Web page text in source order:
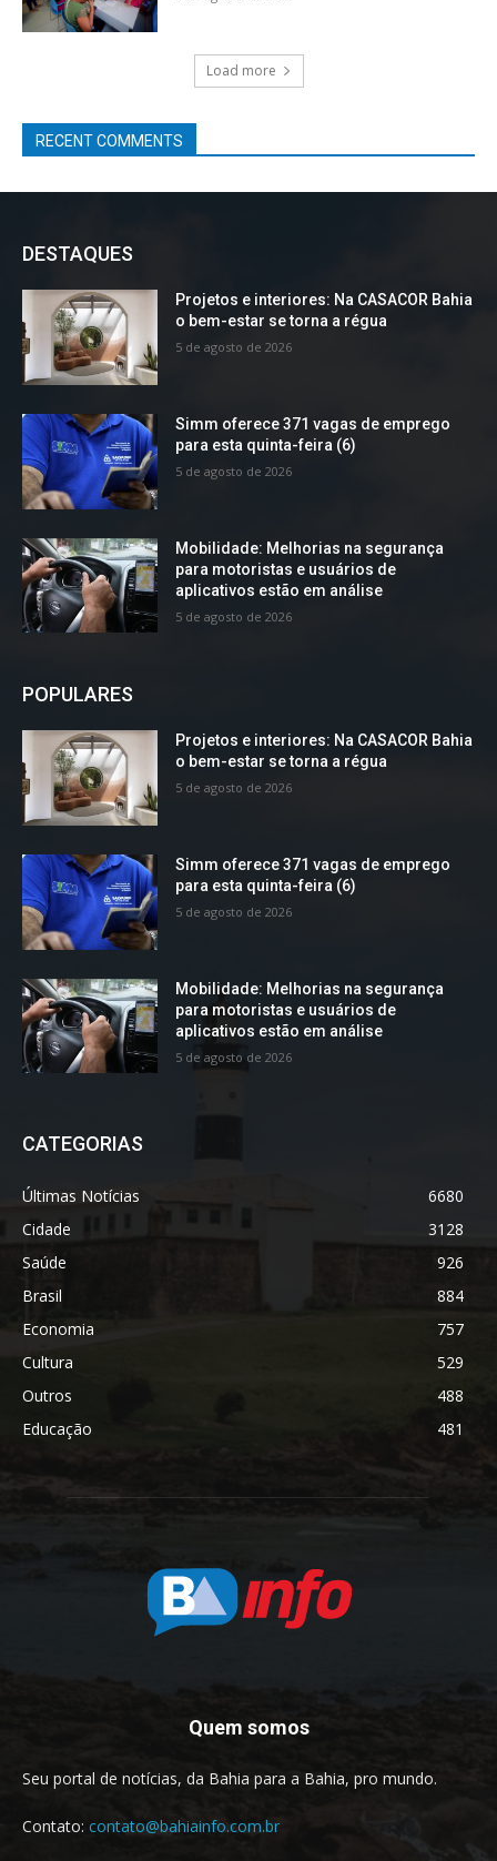
Load more
RECENT COMMENTS
DESTAQUES
Projetos e interiores: Na CASACOR Bahia
o bem-estar se torna a régua
5 de agosto de 2026
Simm oferece 371 vagas de emprego
para esta quinta-feira (6)
5 de agosto de 2026
Mobilidade: Melhorias na segurança
para motoristas e usuários de
aplicativos estão em análise
5 de agosto de 2026
POPULARES
Projetos e interiores: Na CASACOR Bahia
o bem-estar se torna a régua
5 de agosto de 2026
Simm oferece 371 vagas de emprego
para esta quinta-feira (6)
5 de agosto de 2026
Mobilidade: Melhorias na segurança
para motoristas e usuários de
aplicativos estão em análise
5 de agosto de 2026
CATEGORIAS
Últimas Notícias
6680
Cidade
3128
Saúde
926
Brasil
884
Economia
757
Cultura
529
Outros
488
Educação
481
Quem somos
Seu portal de notícias, da Bahia para a Bahia, pro mundo.
Contato: contato@bahiainfo.com.br